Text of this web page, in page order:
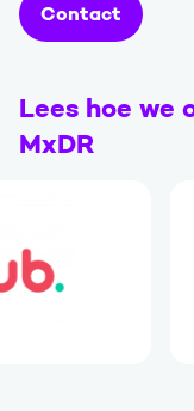
Contact
Lees hoe we
MxDR